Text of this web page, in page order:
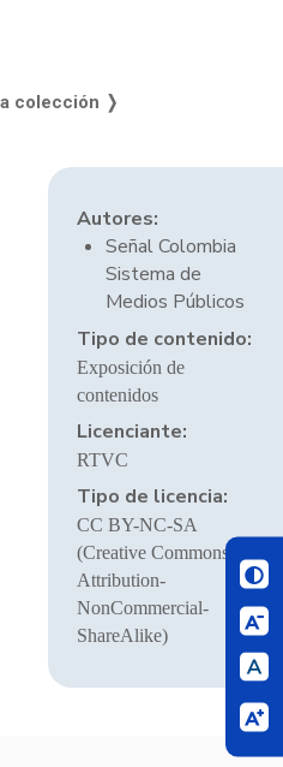
colección ❭
Autores:
Señal Colombia
Sistema de
Medios Públicos
Tipo de contenido:
Exposición de
contenidos
Licenciante:
RTVC
Tipo de licencia:
CC BY-NC-SA
(Creative Commons
Attribution-
NonCommercial-
ShareAlike)